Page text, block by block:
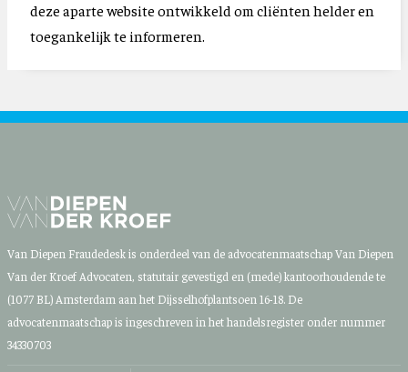
deze aparte website ontwikkeld om cliënten helder en
toegankelijk te informeren.
Van Diepen Fraudedesk is onderdeel van de advocatenmaatschap Van Diepen
Van der Kroef Advocaten, statutair gevestigd en (mede) kantoorhoudende te
(1077 BL) Amsterdam aan het Dijsselhofplantsoen 16-18. De
advocatenmaatschap is ingeschreven in het handelsregister onder nummer
34330703